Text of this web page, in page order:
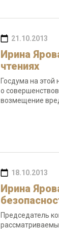
21.10.2013
Ирина
чтениях
Госдума на этой
о
возмещение
18.10.2013
Ирина
Председатель